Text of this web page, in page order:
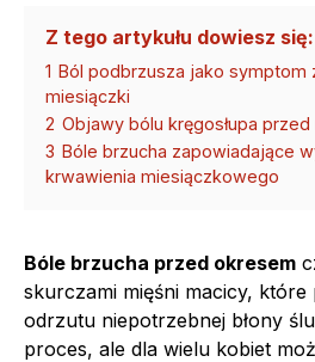
Z tego artykułu dowiesz się:
1 Ból podbrzusza jako symptom
miesiączki
2 Objawy bólu kręgosłupa
3 Bóle brzucha zapowiadające
krwawienia miesiączkowego
Bóle brzucha przed okresem
skurczami mięśni macicy,
odrzutu niepotrzebnej błony
proces, ale dla wielu kobiet